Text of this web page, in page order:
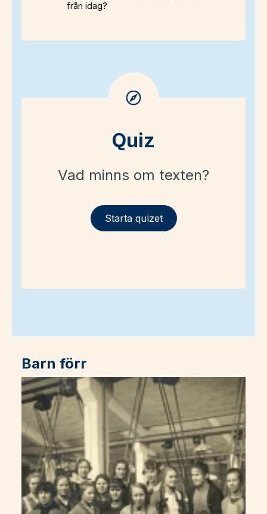
från idag?
Quiz
Vad minns om texten?
Starta quizet
Barn förr